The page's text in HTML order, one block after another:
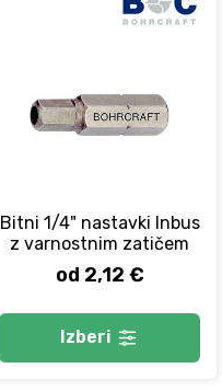
Bitni 1/4" nastavki Inbus
z varnostnim zatičem
od 2,12 €
Izberi